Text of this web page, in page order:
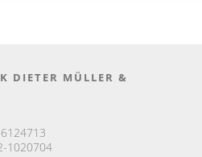
DIETER MÜLLER &
1020704